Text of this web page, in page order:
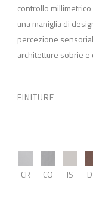
controllo
una maniglia di
percezione
architetture sobrie e
FINITURE
CR CO IS